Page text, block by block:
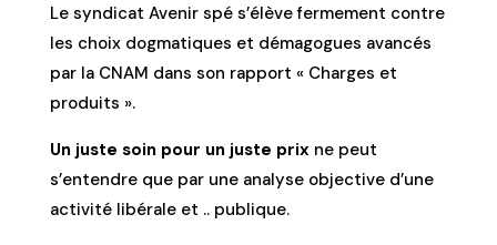
Le syndicat Avenir spé s’élève fermement contre
les choix dogmatiques et démagogues avancés
par la CNAM dans son rapport « Charges et
produits ».
Un juste soin pour un juste prix ne peut
s’entendre que par une analyse objective d’une
activité libérale et .. publique.